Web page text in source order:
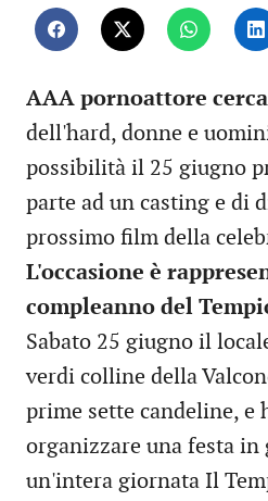
AAA pornoattore
dell'hard, donne e
possibilità il 25 giugno
parte ad un casting e di
prossimo film della
L'occasione è
compleanno del
Sabato 25 giugno il
verdi colline della
prime sette candeline, e
organizzare una festa in
un'intera giornata Il